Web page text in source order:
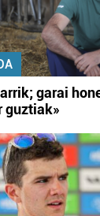
garai
guztiak»